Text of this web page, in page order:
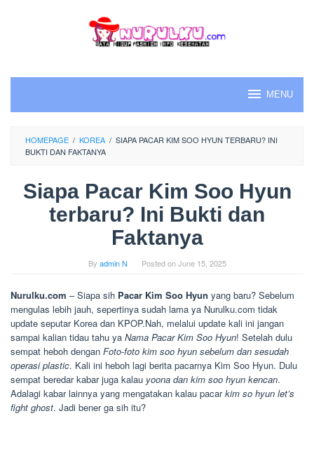
MENU
HOMEPAGE / KOREA / SIAPA PACAR KIM SOO HYUN TERBARU? INI
BUKTI DAN FAKTANYA
Siapa Pacar Kim Soo Hyun
terbaru? Ini Bukti dan
Faktanya
By admin N Posted onJune 15, 2025
Nurulku.com – Siapa sih Pacar Kim Soo Hyun yang baru? Sebelum
mengulas lebih jauh, sepertinya sudah lama ya Nurulku.com tidak
update seputar Korea dan KPOP.Nah, melalui update kali ini jangan
sampai kalian tidau tahu ya Nama Pacar Kim Soo Hyun! Setelah dulu
sempat heboh dengan Foto-foto kim soo hyun sebelum dan sesudah
operasi plastic. Kali ini heboh lagi berita pacarnya Kim Soo Hyun. Dulu
sempat beredar kabar juga kalau yoona dan kim soo hyun kencan.
Adalagi kabar lainnya yang mengatakan kalau pacarkim so hyun let’s
fight ghost. Jadi bener ga sih itu?